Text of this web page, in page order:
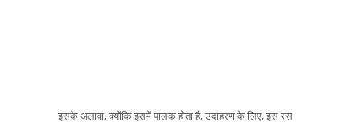
इसके अलावा, क्योंकि इसमें पालक होता है, उदाहरण के लिए, इस रस